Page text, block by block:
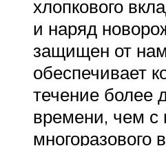
хлопкового
и наряд
защищен от
обеспечивает
течение более
времени, чем с
многоразового